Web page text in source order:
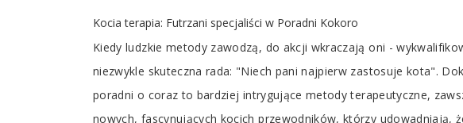
Kocia terapia: Futrzani specjaliści w Poradni Kokoro
Kiedy ludzkie metody zawodzą, do akcji wkraczają oni -
niezwykle skuteczna rada: "Niech pani najpierw zastosuje kota".
poradni o coraz to bardziej intrygujące metody terapeutyczne,
nowych, fascynujących kocich przewodników, którzy udowadniają,